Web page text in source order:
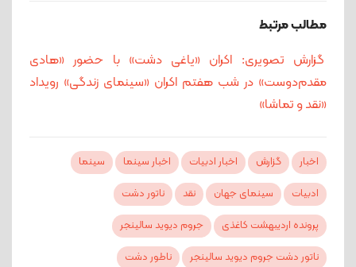
مطالب مرتبط
گزارش تصویری: اکران «یاغی دشت» با حضور «هادی
مقدم‌دوست» در شب هفتم اکران «سینمای زندگی» رویداد
«نقد و تماشا»
اخبار گزارش اخبار ادبیات اخبار سینما
سینما
ادبیات
سینمای جهان نقد
ناتور دشت
پرونده اردیبهشت کاغذی
جروم دیوید سالینجر
ناتور دشت جروم دیوید سالینجر
ناطور دشت